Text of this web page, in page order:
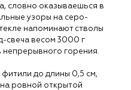
словно оказываешься в
узоры на серо-
напоминают стволы
свеча весом 3000 г
непрерывного горения.
до длины 0,5 см,
ровной открытой